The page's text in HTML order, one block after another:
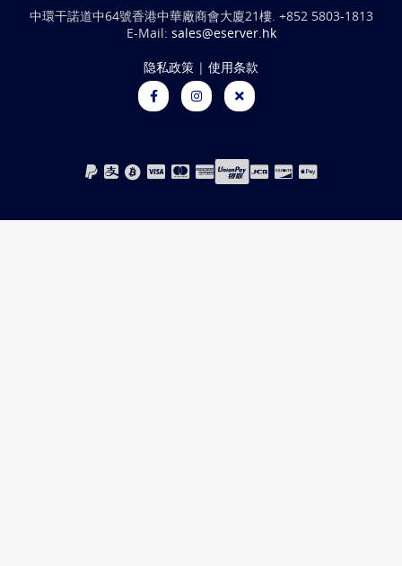
中環干諾道中64號香港中華廠商會大廈21樓. +852 5803-1813
E-Mail: sales@eserver.hk
隐私政策 | 使用条款